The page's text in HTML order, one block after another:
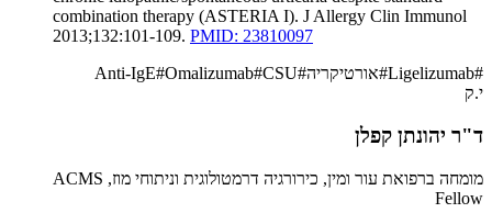
combination therapy (ASTERIA I). J Allergy Clin Immunol
2013;132:101-109. PMID: 23810097
#
Ligelizumab
#אורטיקריה#
Anti-IgE#Omalizumab#CSU
י.ק
ד"ר יהונתן קפלן
מומחה ברפואת עור ומין, כירורגיה דרמטולוגית וניתוחי מוז, ACMS
Fellow